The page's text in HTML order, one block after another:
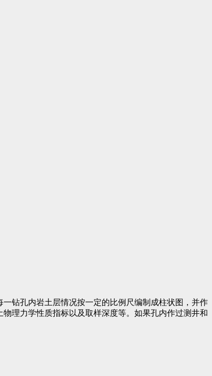
钻孔内岩土层情况按一定的比例尺编制成柱状图，并作
理力学性质指标以及取样深度等。如果孔内作过测井和